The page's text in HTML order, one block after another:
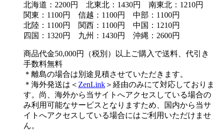
北海道：2200円 北東北：1430円 南東北：1210円
関東：1100円 信越：1100円 中部：1100円
北陸：1100円 関西：1100円 中国：1210円
四国：1320円 九州：1430円 沖縄：2600円
商品代金50,000円（税別）以上ご購入で送料、代引き
手数料無料
＊離島の場合は別途見積させていただきます。
＊海外発送は＜ ZenLink ＞経由のみにて対応しておりま
す。尚、海外から当サイトへアクセスしている場合の
み利用可能なサービスとなりますため、国内から当サ
イトへアクセスしている場合にはご利用いただけませ
ん。